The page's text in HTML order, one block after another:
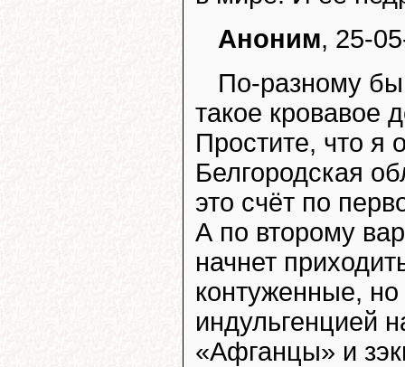
Аноним, 25-
По-разному
такое кровавое
Простите, что я
Белгородская
это счёт по
А по второму
начнет
контуженные,
индульгенцией
«Афганцы» и